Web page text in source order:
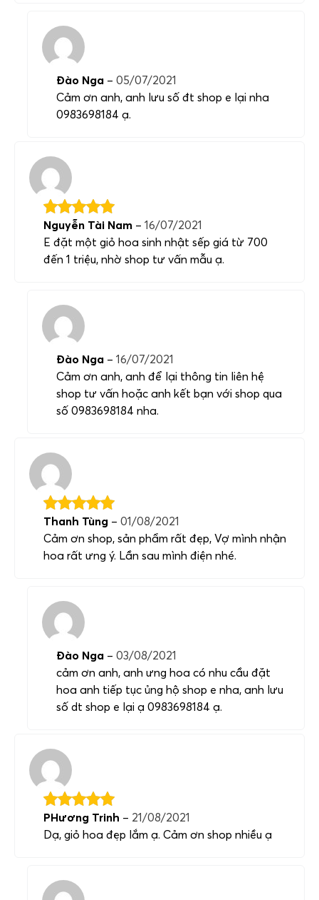
Đào Nga – 05/07/2021
Cảm ơn anh, anh lưu số đt shop e lại nha
0983698184 ạ.
Nguyễn Tài Nam – 16/07/2021
E đặt một giỏ hoa sinh nhật sếp giá từ 700
đến 1 triệu, nhờ shop tư vấn mẫu ạ.
Đào Nga – 16/07/2021
Cảm ơn anh, anh để lại thông tin liên hệ
shop tư vấn hoặc anh kết bạn với shop qua
số 0983698184 nha.
Thanh Tùng – 01/08/2021
Cảm ơn shop, sản phẩm rất đẹp, Vợ mình nhận
hoa rất ưng ý. Lần sau mình điện nhé.
Đào Nga – 03/08/2021
cảm ơn anh, anh ưng hoa có nhu cầu đặt
hoa anh tiếp tục ủng hộ shop e nha, anh lưu
số dt shop e lại ạ 0983698184 ạ.
PHương Trinh – 21/08/2021
Dạ, giỏ hoa đẹp lắm ạ. Cảm ơn shop nhiều ạ